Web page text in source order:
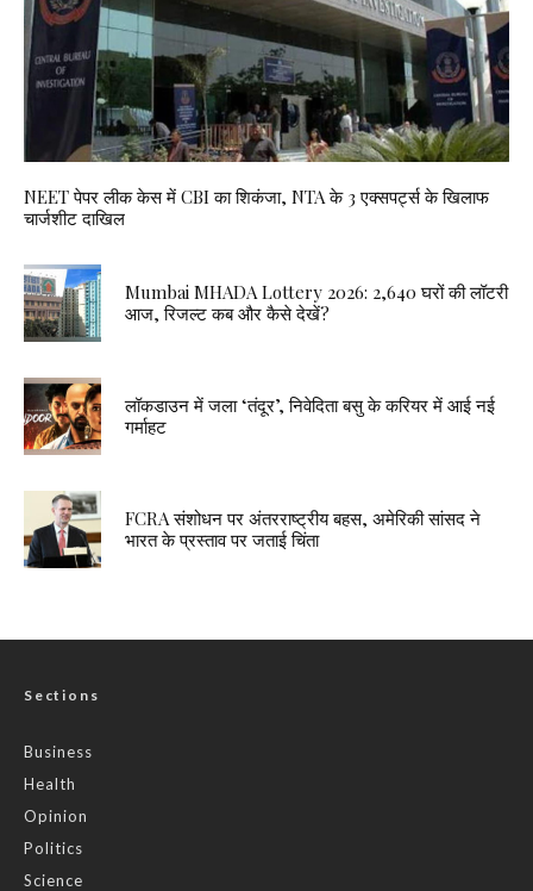
NEET पेपर लीक केस में CBI का शिकंजा, NTA के 3 एक्सपर्ट्स के खिलाफ
चार्जशीट दाखिल
Mumbai MHADA Lottery 2026: 2,640 घरों की लॉटरी
आज, रिजल्ट कब और कैसे देखें?
लॉकडाउन में जला ‘तंदूर’, निवेदिता बसु के करियर में आई नई
गर्माहट
FCRA संशोधन पर अंतरराष्ट्रीय बहस, अमेरिकी सांसद ने
भारत के प्रस्ताव पर जताई चिंता
Sections
Business
Health
Opinion
Politics
Science